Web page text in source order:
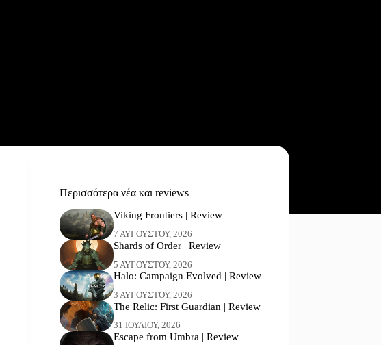
Περισσότερα νέα και reviews
Viking Frontiers | Review
7 ΑΥΓΟΎΣΤΟΥ, 2026
Shards of Order | Review
5 ΑΥΓΟΎΣΤΟΥ, 2026
Halo: Campaign Evolved | Review
3 ΑΥΓΟΎΣΤΟΥ, 2026
The Relic: First Guardian | Review
31 ΙΟΥΛΊΟΥ, 2026
Escape from Umbra | Review